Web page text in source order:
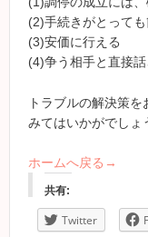
(2)手続きがとって
(3)安価に行える
(4)争う相手と直接
トラブルの解決策
みてはいかがでしょ
ホームへ戻る→
共有:
Twitter